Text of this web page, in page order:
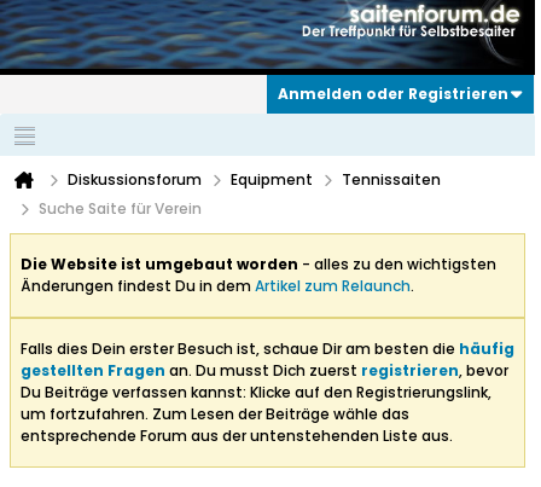
Anmelden oder Registrieren
Diskussionsforum Equipment
Tennissaiten
Suche Saite für Verein
Die Website ist umgebaut worden - alles zu den wichtigsten
Änderungen findest Du in demArtikel zum Relaunch.
Falls dies Dein erster Besuch ist, schaue Dir am besten die häufig
gestellten Fragen an. Du musst Dich zuerst registrieren, bevor
Du Beiträge verfassen kannst: Klicke auf den Registrierungslink,
um fortzufahren. Zum Lesen der Beiträge wähle das
entsprechende Forum aus der untenstehenden Liste aus.